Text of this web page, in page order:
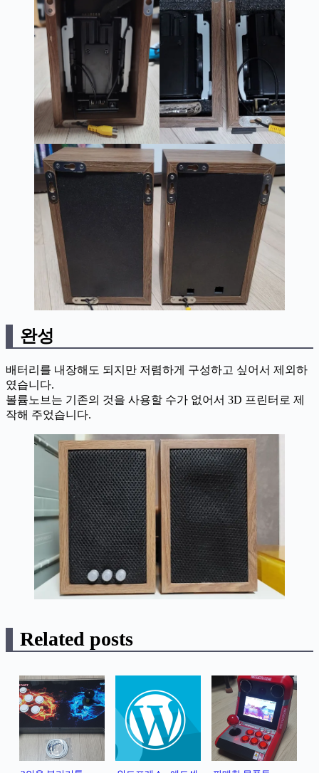
완성
배터리를 내장해도 되지만 저렴하게 구성하고 싶어서 제외하
였습니다.
볼륨노브는 기존의 것을 사용할 수가 없어서 3D 프린터로 제
작해 주었습니다.
Related posts